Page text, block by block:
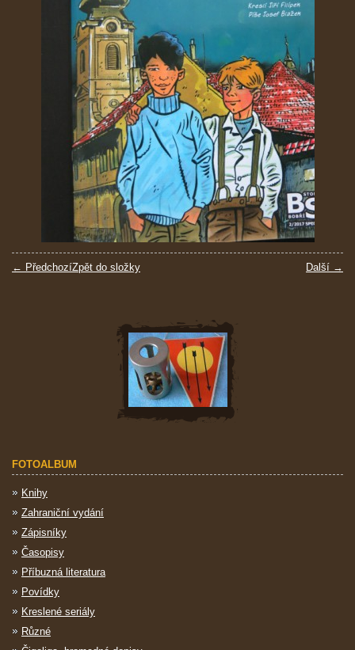
← Předchozí Další →
Zpět do složky
FOTOALBUM
Knihy
Zahraniční vydání
Zápisníky
Časopisy
Příbuzná literatura
Povídky
Kreslené seriály
Různé